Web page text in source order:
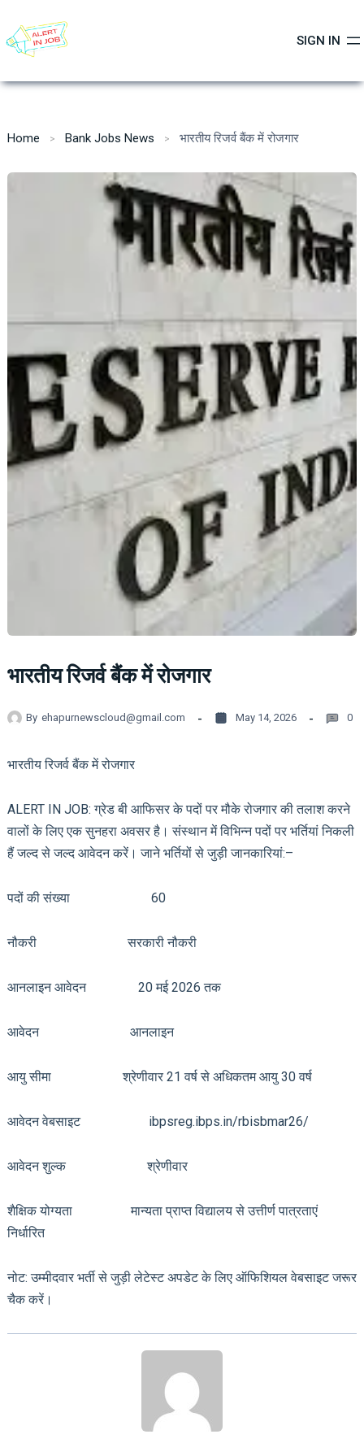
content
SIGN IN
Home Bank Jobs News भारतीय रिजर्व बैंक में रोजगार
भारतीय रिजर्व बैंक में रोजगार
By ehapurnewscloud@gmail.com May 14, 2026 0
भारतीय रिजर्व बैंक में रोजगार
ALERT IN JOB: ग्रेड बी आफिसर के पदों पर मौके रोजगार की तलाश करने
वालों के लिए एक सुनहरा अवसर है। संस्थान में विभिन्न पदों पर भर्तियां निकली
हैं जल्द से जल्द आवेदन करें। जाने भर्तियों से जुड़ी जानकारियां:–
पदों की संख्या 60
नौकरी सरकारी नौकरी
आनलाइन आवेदन 20 मई 2026 तक
आवेदन आनलाइन
आयु सीमा श्रेणीवार 21 वर्ष से अधिकतम आयु 30 वर्ष
आवेदन वेबसाइट ibpsreg.ibps.in/rbisbmar26/
आवेदन शुल्क श्रेणीवार
शैक्षिक योग्यता मान्यता प्राप्त विद्यालय से उत्तीर्ण पात्रताएं
निर्धारित
नोट: उम्मीदवार भर्ती से जुड़ी लेटेस्ट अपडेट के लिए ऑफिशियल वेबसाइट जरूर
चैक करें।